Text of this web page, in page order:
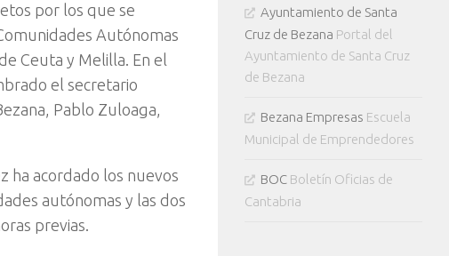
por los que se
Autónomas
Ceuta y Melilla. En el
el secretario
Pablo Zuloaga,
ha acordado los nuevos
autónomas y las dos
previas.
Ayuntamiento de Santa
Cruz de Bezana Portal del
Ayuntamiento de Santa Cruz
de Bezana
Bezana Empresas Escuela
Municipal de Emprendedores
BOC Boletín Oficias de
Cantabria